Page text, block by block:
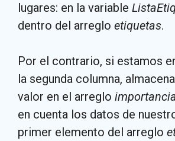
lugares: en la variable
dentro del arreglo etiquetas.
Por el contrario, si estamos
la segunda columna,
valor en el arreglo
en cuenta los datos de
primer elemento del arreglo